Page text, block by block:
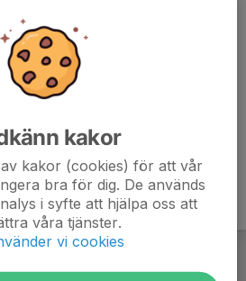
kakor
kakor (cookies) för att vår
bra för dig. De används
i syfte att hjälpa oss att
våra tjänster.
vi cookies